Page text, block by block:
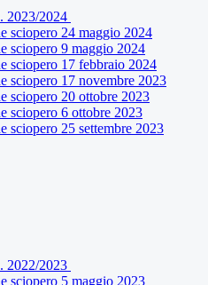
2023/2024
sciopero 24 maggio 2024
sciopero 9 maggio 2024
sciopero 17 febbraio 2024
sciopero 17 novembre 2023
sciopero 20 ottobre 2023
sciopero 6 ottobre 2023
sciopero 25 settembre 2023
2022/2023
sciopero 5 maggio 2023